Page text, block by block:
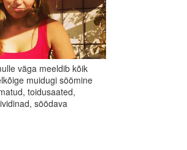
väga meeldib kõik
muidugi söömine
toidusaated,
söödava